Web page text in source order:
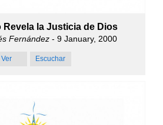
Revela la Justicia de Dios
Fernández - 9 January, 2000
Ver Escuchar